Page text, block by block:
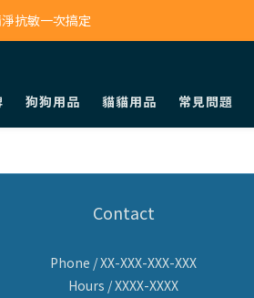
抗敏一次搞定
抗敏一次搞定
抗敏一次搞定
狗狗用品 貓貓用品 常見問題
Contact
Phone / XX-XXX-XXX-XXX
Hours / XXXX-XXXX